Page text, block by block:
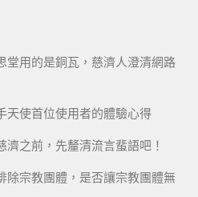
堂用的是銅瓦，慈濟人澄清網路
天使首位使用者的體驗心得
之前，先釐清流言蜚語吧！
除宗教團體，是否讓宗教團體無